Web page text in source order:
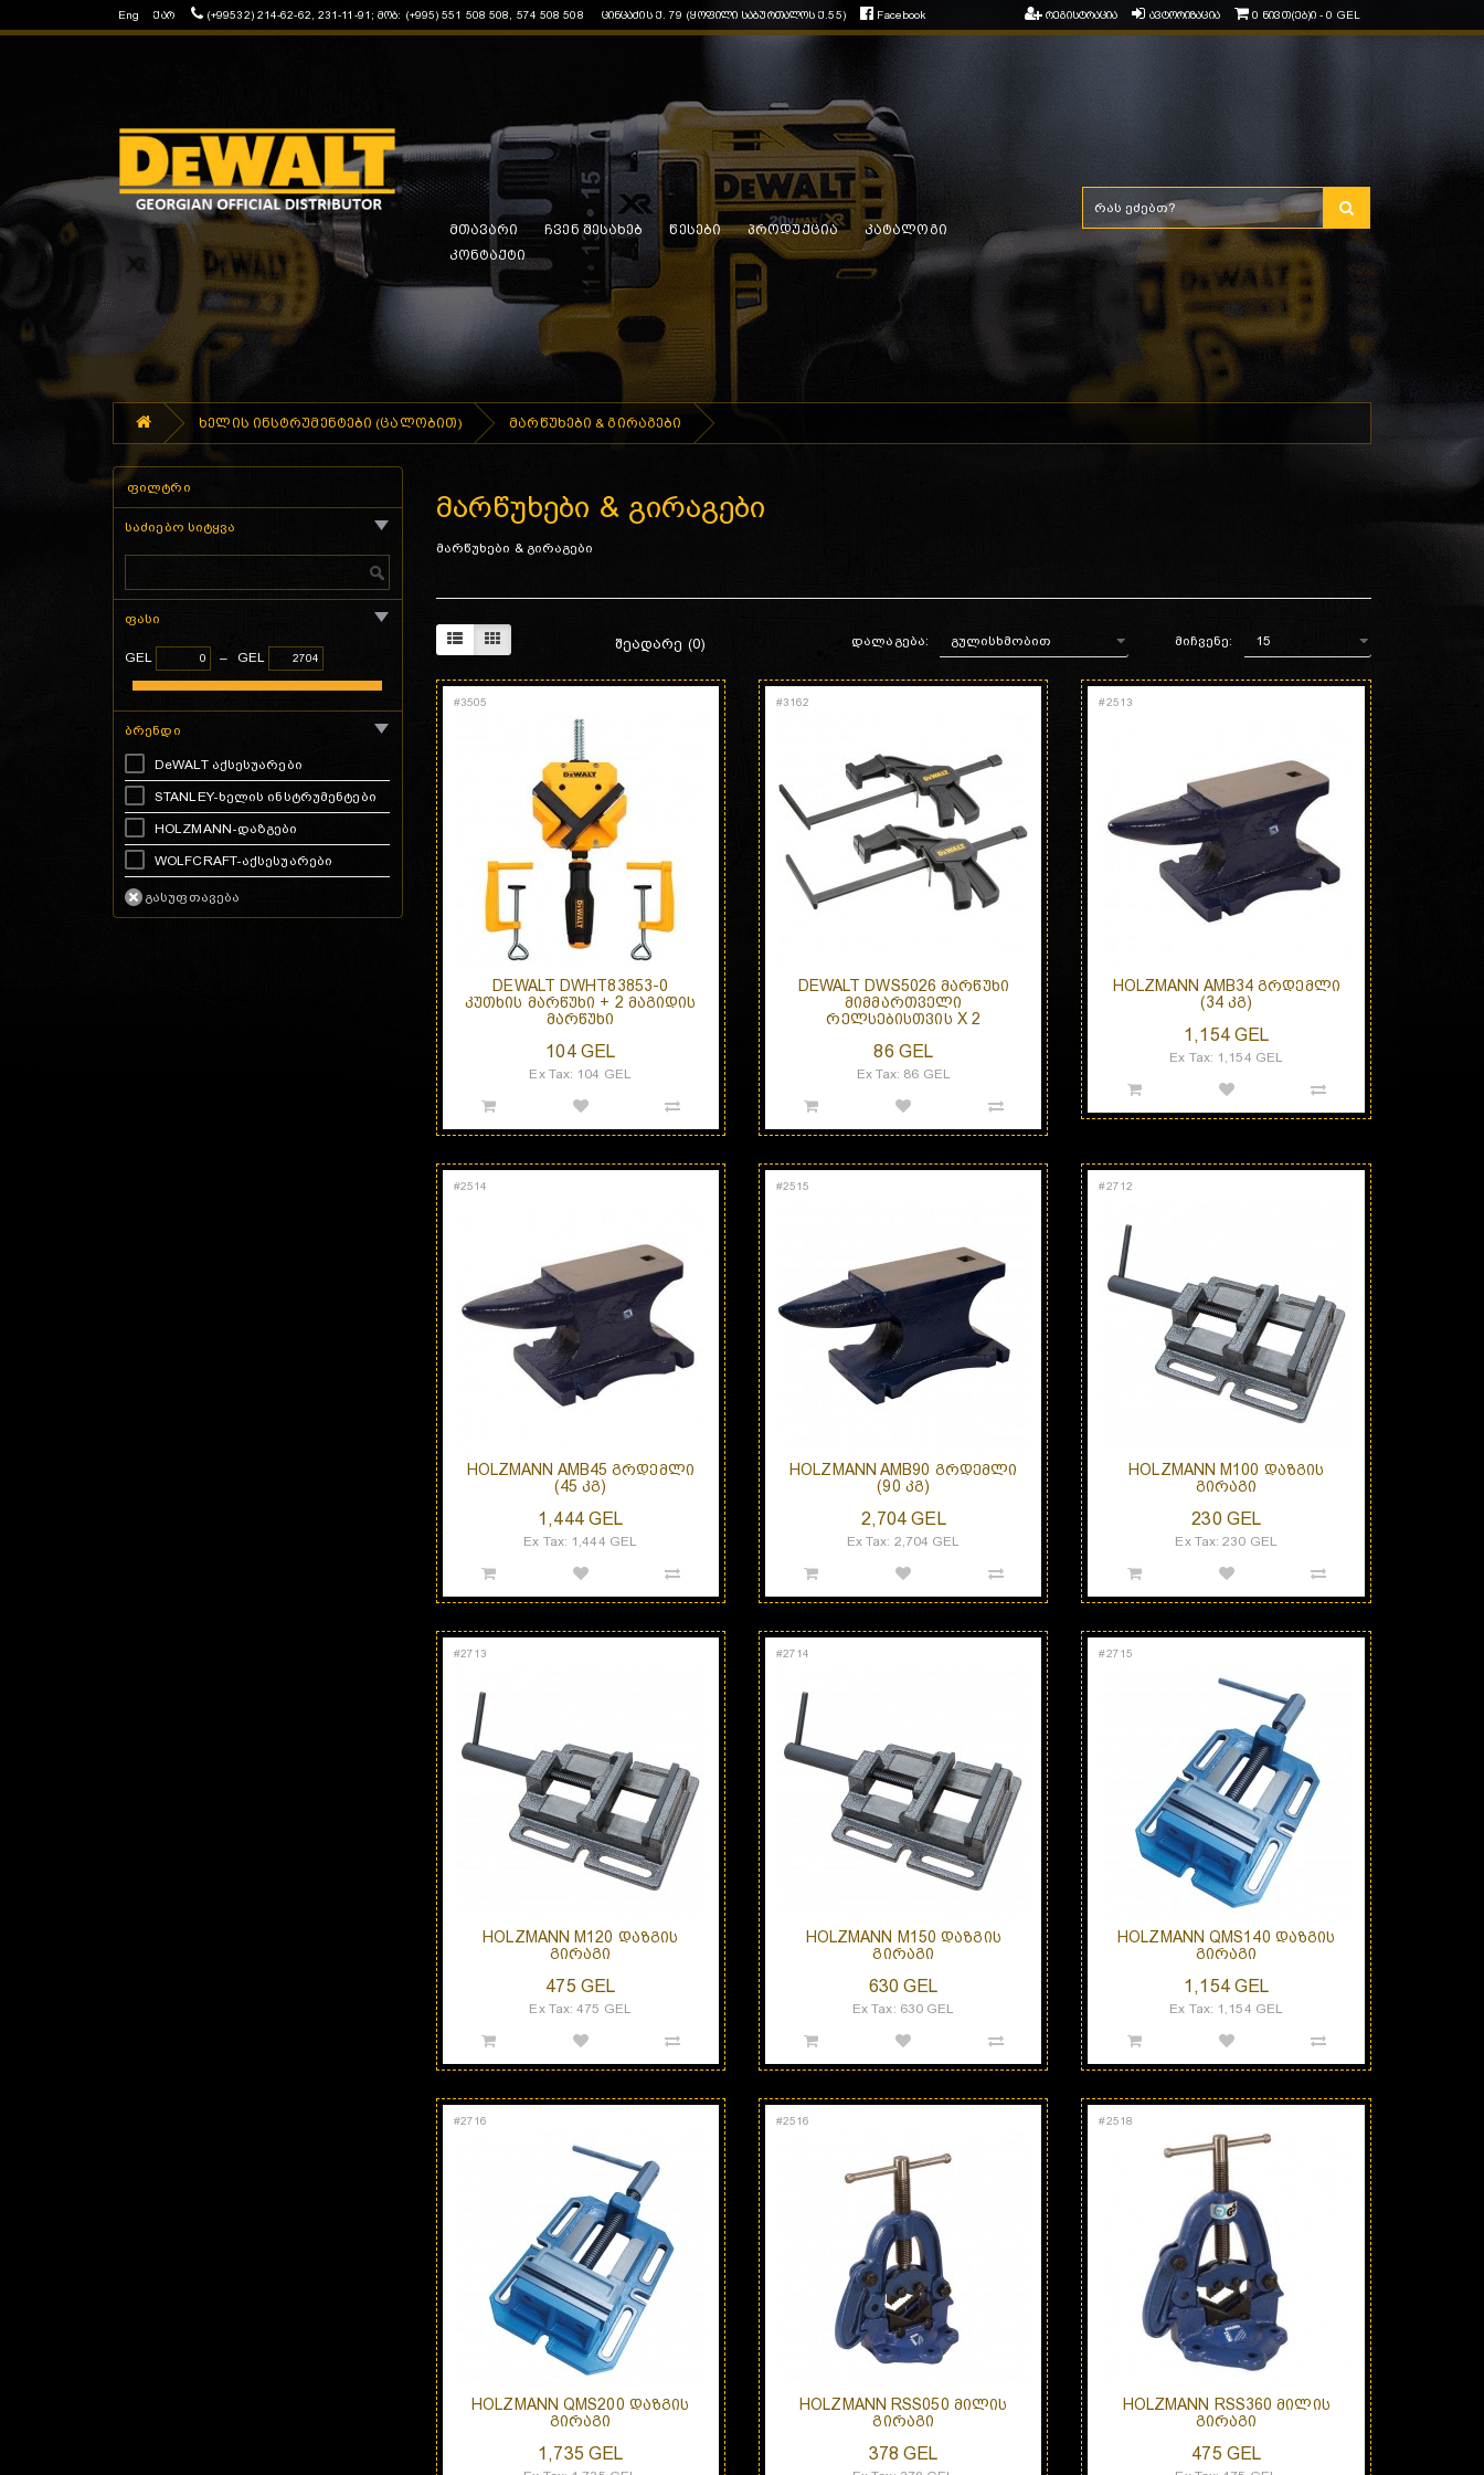
Eng ქარ (+99532) 214-62-62, 231-11-91; მობ: (+995) 551 508 508, 574 508 508 ცინცაძის ქ. 79 (ყოფილი საბურთალოს ქ.55) Facebook რეგისტრაცია ავტორიზაცია 0 ნივთ(ებ)ი - 0 GEL
მთავარი ჩვენ შესახებ წესები პროდუქცია
კატალოგი
კონტაქტი
ხელის ინსტრუმენტები (ცალობით) მარწუხები & გირაგები
ფილტრი
საძიებო სიტყვა
ფასი
GEL – GEL
ბრენდი
DeWALT აქსესუარები
STANLEY-ხელის ინსტრუმენტები
HOLZMANN-დაზგები
WOLFCRAFT-აქსესუარები
მარწუხები & გირაგები
მარწუხები & გირაგები
ᲨᲔᲐᲓᲐᲠᲔ (0) დალაგება: მიჩვენე:
#3505
DEWALT DWHT83853-0
ᲙᲣᲗᲮᲘᲡ ᲛᲐᲠᲬᲣᲮᲘ + 2 ᲛᲐᲒᲘᲓᲘᲡ
ᲛᲐᲠᲬᲣᲮᲘ
104 GEL
Ex Tax: 104 GEL
#3162
DEWALT DWS5026 ᲛᲐᲠᲬᲣᲮᲘ
ᲛᲘᲛᲛᲐᲠᲗᲕᲔᲚᲘ
ᲠᲔᲚᲡᲔᲑᲘᲡᲗᲕᲘᲡ X 2
86 GEL
Ex Tax: 86 GEL
#2513
HOLZMANN AMB34 ᲒᲠᲓᲔᲛᲚᲘ
(34 ᲙᲒ)
1,154 GEL
Ex Tax: 1,154 GEL
#2514
HOLZMANN AMB45 ᲒᲠᲓᲔᲛᲚᲘ
(45 ᲙᲒ)
1,444 GEL
Ex Tax: 1,444 GEL
#2515
HOLZMANN AMB90 ᲒᲠᲓᲔᲛᲚᲘ
(90 ᲙᲒ)
2,704 GEL
Ex Tax: 2,704 GEL
#2712
HOLZMANN M100 ᲓᲐᲖᲒᲘᲡ
ᲒᲘᲠᲐᲒᲘ
230 GEL
Ex Tax: 230 GEL
#2713
HOLZMANN M120 ᲓᲐᲖᲒᲘᲡ
ᲒᲘᲠᲐᲒᲘ
475 GEL
Ex Tax: 475 GEL
#2714
HOLZMANN M150 ᲓᲐᲖᲒᲘᲡ
ᲒᲘᲠᲐᲒᲘ
630 GEL
Ex Tax: 630 GEL
#2715
HOLZMANN QMS140 ᲓᲐᲖᲒᲘᲡ
ᲒᲘᲠᲐᲒᲘ
1,154 GEL
Ex Tax: 1,154 GEL
#2716
HOLZMANN QMS200 ᲓᲐᲖᲒᲘᲡ
ᲒᲘᲠᲐᲒᲘ
1,735 GEL
#2516
HOLZMANN RSS050 ᲛᲘᲚᲘᲡ
ᲒᲘᲠᲐᲒᲘ
378 GEL
#2518
HOLZMANN RSS360 ᲛᲘᲚᲘᲡ
ᲒᲘᲠᲐᲒᲘ
475 GEL